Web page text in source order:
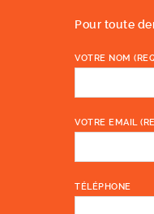
Pour toute
VOTRE NOM
VOTRE EMAIL
TÉLÉPHONE